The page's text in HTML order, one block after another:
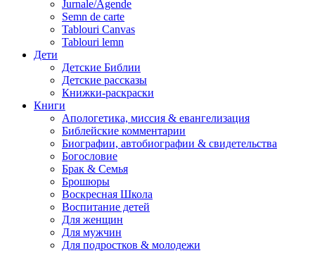
Jurnale/Agende
Semn de carte
Tablouri Canvas
Tablouri lemn
Дети
Детские Библии
Детские рассказы
Книжки-раскраски
Книги
Апологетика, миссия & евангелизация
Библейские комментарии
Биографии, автобиографии & свидетельства
Богословие
Брак & Семья
Брошюры
Воскресная Школа
Воспитание детей
Для женщин
Для мужчин
Для подростков & молодежи